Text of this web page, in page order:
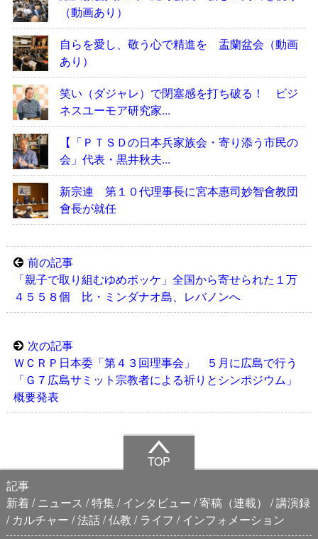
（動画あり）
自らを愛し、敬う心で精進を 盂蘭盆会（動画
あり）
笑い（ダジャレ）で閉塞感を打ち破る！ ビジ
ネスユーモア研究家...
【「ＰＴＳＤの日本兵家族会・寄り添う市民の
会」代表・黒井秋夫...
新宗連 第１０代理事長に宮本惠司妙智會教団
會長が就任
前の記事
「親子で取り組むゆめポッケ」全国から寄せられた１万
４５５８個 比・ミンダナオ島、レバノンへ
次の記事
ＷＣＲＰ日本委「第４３回理事会」 ５月に広島で行う
「Ｇ７広島サミット宗教者による祈りとシンポジウム」
概要発表
TOP
記事
新着
ニュース 特集 インタビュー 寄稿（連載）
講演録
カルチャー 法話 仏教 ライフ インフォメーション